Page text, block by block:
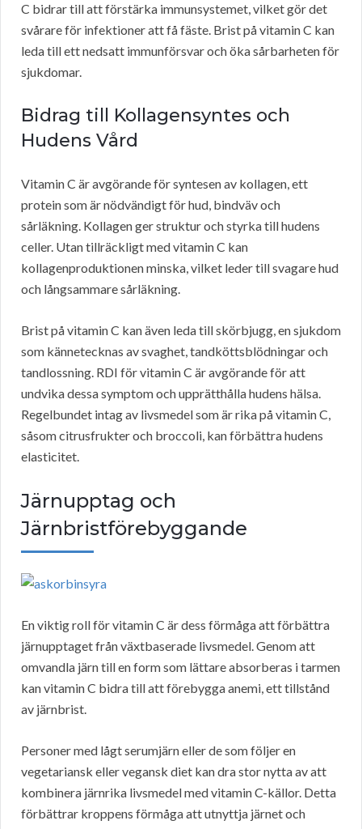
C bidrar till att förstärka immunsystemet, vilket gör det
svårare för infektioner att få fäste. Brist på vitamin C kan
leda till ett nedsatt immunförsvar och öka sårbarheten för
sjukdomar.
Bidrag till Kollagensyntes och
Hudens Vård
Vitamin C är avgörande för syntesen av kollagen, ett
protein som är nödvändigt för hud, bindväv och
sårläkning. Kollagen ger struktur och styrka till hudens
celler. Utan tillräckligt med vitamin C kan
kollagenproduktionen minska, vilket leder till svagare hud
och långsammare sårläkning.
Brist på vitamin C kan även leda till skörbjugg, en sjukdom
som kännetecknas av svaghet, tandköttsblödningar och
tandlossning. RDI för vitamin C är avgörande för att
undvika dessa symptom och upprätthålla hudens hälsa.
Regelbundet intag av livsmedel som är rika på vitamin C,
såsom citrusfrukter och broccoli, kan förbättra hudens
elasticitet.
Järnupptag och
Järnbristförebyggande
En viktig roll för vitamin C är dess förmåga att förbättra
järnupptaget från växtbaserade livsmedel. Genom att
omvandla järn till en form som lättare absorberas i tarmen
kan vitamin C bidra till att förebygga anemi, ett tillstånd
av järnbrist.
Personer med lågt serumjärn eller de som följer en
vegetariansk eller vegansk diet kan dra stor nytta av att
kombinera järnrika livsmedel med vitamin C-källor. Detta
förbättrar kroppens förmåga att utnyttja järnet och